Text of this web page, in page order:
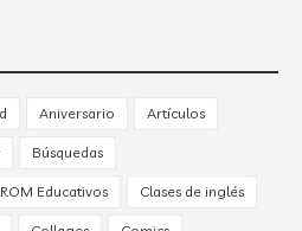
Aniversario Artículos
Búsquedas
Educativos Clases de inglés